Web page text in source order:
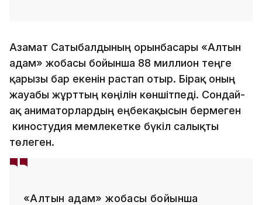
Азамат Сатыбалдының орынбасары «Алтын
адам» жобасы бойынша 88 миллион теңге
қарызы бар екенін растап отыр. Бірақ оның
жауабы жұрттың көңілін көншітпеді. Сондай-
ақ аниматорлардың еңбекақысын бермеген
киностудия мемлекетке бүкіл салықты
төлеген.
«Алтын адам» жобасы бойынша